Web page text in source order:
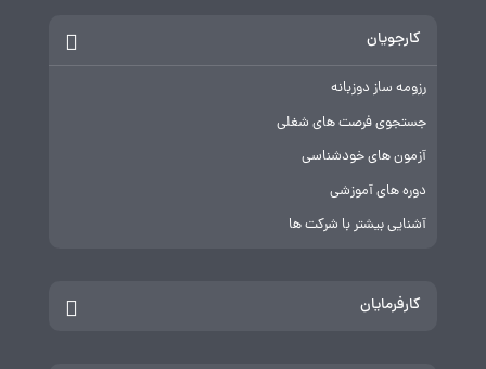
کارجویان
رزومه ساز دوزبانه
جستجوی فرصت های شغلی
آزمون های خودشناسی
دوره های آموزشی
آشنایی بیشتر با شرکت ها
کارفرمایان